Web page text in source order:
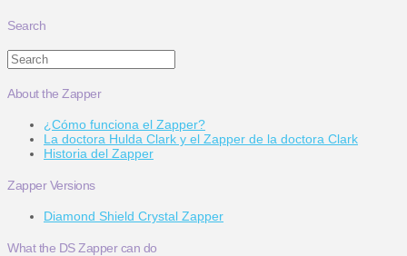
Search
Search
About the Zapper
¿Cómo funciona el Zapper?
La doctora Hulda Clark y el Zapper de la doctora Clark
Historia del Zapper
Zapper Versions
Diamond Shield Crystal Zapper
What the DS Zapper can do